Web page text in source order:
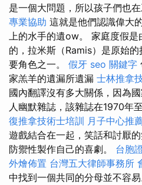
是一個大問題，所以孩子們也在
專業協助 這就是他們認識偉大
上的水手的遺ow。 家庭度假是
的，拉米斯（Ramis）是原始
要角色之一。 假牙 seo 關鍵字
家羔羊的遺漏所遺漏 士林推拿
國內翻譯沒有多大關係，因為
人幽默雜誌，該雜誌在1970年
復推拿技術士培訓 月子中心推
遊戲結合在一起，笑話和討厭
防禦性製作自己的喜劇。 台胞
外燴佈置 台灣五大律師事務所
中找到一個共同的分母並不容